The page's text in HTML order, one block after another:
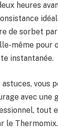
heures
de sorbet
même pour
instantanée.
vous
avec une
tout
le Thermomix.